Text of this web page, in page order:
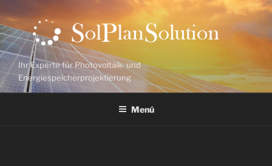
contenido
Ihr Experte für Photovoltaik- und
Energiespeicherprojektierung
Menú